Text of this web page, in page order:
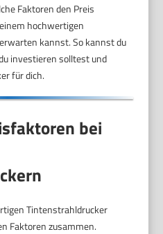
Faktoren den Preis
hochwertigen
kannst. So kannst du
investieren solltest und
für dich.
bei
Tintenstrahldrucker
Faktoren zusammen.